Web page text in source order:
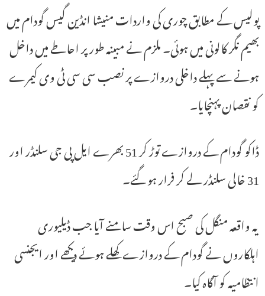
پولیس کے مطابق چوری کی واردات منیشا انڈین گیس گودام میں
بھیم نگر کالونی میں ہوئی۔ ملزم نے مبینہ طور پر احاطے میں داخل
ہونے سے پہلے داخلی دروازے پر نصب سی سی ٹی وی کیمرے
کو نقصان پہنچایا۔
ڈاکو گودام کے دروازے توڑ کر 51 بھرے ایل پی جی سلنڈر اور
31 خالی سلنڈر لے کر فرار ہو گئے۔
یہ واقعہ منگل کی صبح اس وقت سامنے آیا جب ڈیلیوری
اہلکاروں نے گودام کے دروازے کھلے ہوئے دیکھے اور ایجنسی
انتظامیہ کو آگاہ کیا۔